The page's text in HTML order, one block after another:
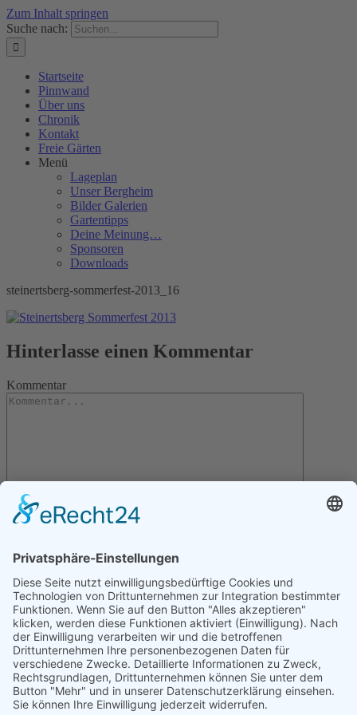
Zum Inhalt springen
Suche nach:
Startseite
Pinnwand
Über uns
Chronik
Kontakt
Freie Gärten
Menü
Lageplan
Unser Bergheim
Bilder Galerien
Gartentipps
Deine Meinung…
Sponsoren
Downloads
steinertsberg-sommerfest-2013_16
Hinterlasse einen Kommentar
Kommentar
Letzte Artikel
Gartentipps für den November
Gartentipps für den Oktober
Gartentipps für den August
Gartentipps für den September
Gartentipps für den Juli